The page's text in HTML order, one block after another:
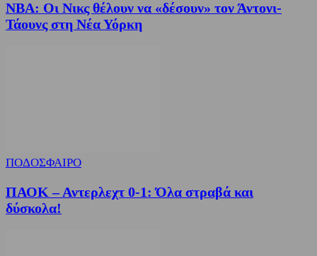
NBA: Οι Νικς θέλουν να «δέσουν» τον Άντονι-
Τάουνς στη Νέα Υόρκη
ΠΟΔΟΣΦΑΙΡΟ
ΠΑΟΚ – Αντερλεχτ 0-1: Όλα στραβά και
δύσκολα!